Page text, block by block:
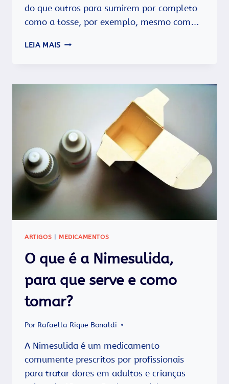
do que outros para sumirem por completo
como a tosse, por exemplo, mesmo com…
LEIA MAIS QUANTO
SE
GRIPE?
ARTIGOS MEDICAMENTOS
O que é a Nimesulida,
para que serve e como
tomar?
Por Rafaella Rique Bonaldi
A Nimesulida é um medicamento
comumente prescritos por profissionais
para tratar dores em adultos e crianças